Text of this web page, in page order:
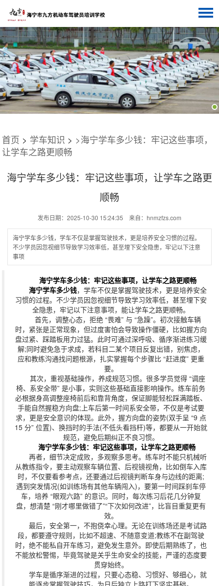
网站首页
关于我们
驾校风采
学车资讯
预约报名
首页 > 学车知识 > >海宁学车多少钱：牢记这些事项，
让学车之路更顺畅
海宁学车多少钱：牢记这些事项，让学车之路更
顺畅
发布日期：2025-10-30 15:24:35 来自：hnmzfzs.com
海宁学车多少钱，学车不仅是掌握驾驶技术，更是培养安全习惯的过程。
不少学员因忽视细节导致学习效率低，甚至埋下安全隐患，牢记以下注意
事项
海宁学车多少钱：牢记这些事项，让学车之路更顺畅
海宁学车多少钱，学车不仅是掌握驾驶技术，更是培养安全
习惯的过程。不少学员因忽视细节导致学习效率低，甚至埋下安
全隐患，牢记以下注意事项，能让学车之路更顺畅。
首先，调整心态，拒绝 “畏难” 与 “急躁”。初次接触车辆
时，紧张是正常现象，但过度害怕会导致操作僵硬，比如握方向
盘过紧、踩踏板用力过猛。此时可通过深呼吸、循序渐进练习缓
解;同时避免急于求成，若科目二某个项目反复出错，别焦虑，
应和教练沟通找问题根源，扎实掌握每个步骤比 “赶进度” 更重
要。
其次，重视基础操作，养成规范习惯。很多学员觉得 “调座
椅、系安全带” 是小事，实则这些基础直接影响操作。练车前务
必根据身高调整座椅前后和靠背角度，保证脚能轻松踩满踏板、
手能自然握稳方向盘;上车后第一时间系安全带，不仅是考试要
求，更是安全意识的体现。此外，握方向盘的姿势(双手呈 “9 点
15 分” 位置)、换挡时的手法(不低头看挡杆)等，都要从一开始就
规范，避免后期纠正不良习惯。
海宁学车多少钱：牢记这些事项，让学车之路更顺畅
再者，细节决定成败，多观察多思考。练车时不能只机械听
从教练指令，要主动观察车辆位置、后视镜视角，比如倒车入库
时，不仅要看参考点，还要通过后视镜判断车身与边线的距离;
遇到突发情况(如训练场有其他车辆闯入)，要第一时间踩刹车停
车，培养 “眼观六路” 的意识。同时，每次练习后花几分钟复
盘，想清楚 “刚才哪里做错了”“下次如何改进”，比盲目重复更有
效。
最后，安全第一，不抱侥幸心理。无论在训练场还是考试路
段，都要遵守规则，比如不超速、不随意变道;教练不在副驾驶
时，绝不能私自开车练习，避免发生意外。即使后期熟练了，也
不能放松警惕，毕竟驾驶是关乎生命安全的技能，严谨的态度要
贯穿始终。
学车是循序渐进的过程，只要心态稳、习惯好、够细心，就
能逐步掌握驾驶技巧，为日后独立上路打下坚实基础。